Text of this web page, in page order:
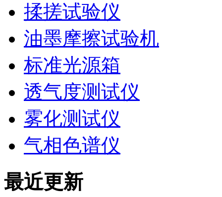
揉搓试验仪
油墨摩擦试验机
标准光源箱
透气度测试仪
雾化测试仪
气相色谱仪
最近更新